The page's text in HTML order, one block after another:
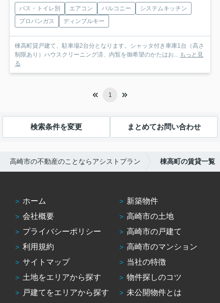
バス・トイレ別 エアコン バルコニー
システムキッチン
プロパンガス
ディンプルキー
棟高町貸戸建て、駐車場2台分となります。シャッタ付き車庫1台（高さ
制限あり）ハウスクリーニング済、内覧を御希望のかたはお...
もっと見
る
1
検索条件を変更 まとめてお問い合わせ
高崎市の不動産のことならアシストプラン 棟高町の賃貸一覧
ホーム
会社概要
プライバシーポリシー
利用規約
サイトマップ
土地をエリアから探す
戸建てをエリアから探す
新築物件
高崎市の土地
高崎市の戸建て
高崎市のマンション
当社の特徴
物件探しのコツ
未公開物件とは